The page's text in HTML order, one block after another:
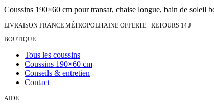
Coussins 190×60 cm pour transat, chaise longue, bain de soleil
LIVRAISON FRANCE MÉTROPOLITAINE OFFERTE · RETOURS 14 J
BOUTIQUE
Tous les coussins
Coussins 190×60 cm
Conseils & entretien
Contact
AIDE